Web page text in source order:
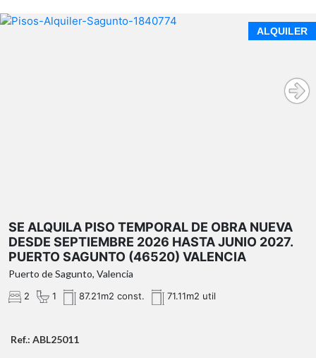
ALQUILER
SE ALQUILA PISO TEMPORAL DE OBRA NUEVA DESDE
SEPTIEMBRE 2026 HASTA JUNIO 2027. PUERTO
SE ALQUILA PISO TEMPORAL DE OBRA NUEVA
DESDE SEPTIEMBRE 2026 HASTA JUNIO 2027.
PUERTO SAGUNTO (46520) VALENCIA
Puerto de Sagunto, Valencia
2 1 87.21m2 const. 71.11m2 util
Ref.: ABL25011